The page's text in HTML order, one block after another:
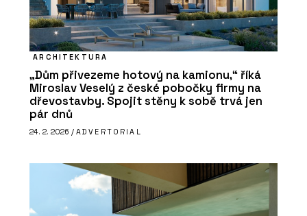
ARCHITEKTURA
„Dům přivezeme hotový na kamionu,“ říká
Miroslav Veselý z české pobočky firmy na
dřevostavby. Spojit stěny k sobě trvá jen
pár dnů
24. 2. 2026 / ADVERTORIAL